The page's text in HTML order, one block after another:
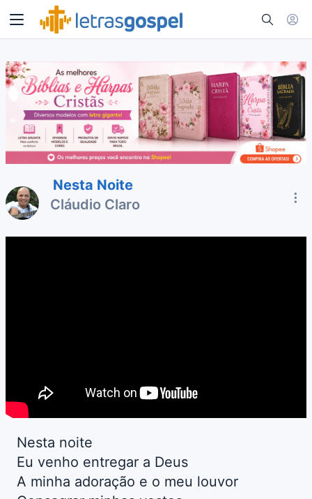
Nesta Noite
Cláudio Claro
Nesta noite
Eu venho entregar a Deus
A minha adoração e o meu louvor